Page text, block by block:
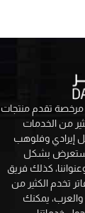
تقدم منتجات
من الخدمات
إيرادي وفلوهب
بشكل
كذلك فريق
تخدم الكثير من
يمكنك